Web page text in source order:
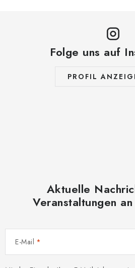
Folge uns auf
PROFIL
Aktuelle
Veranstaltungen
E-Mail